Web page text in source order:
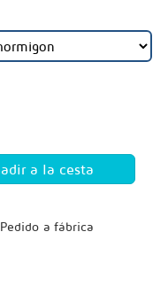
Pedido a fábrica